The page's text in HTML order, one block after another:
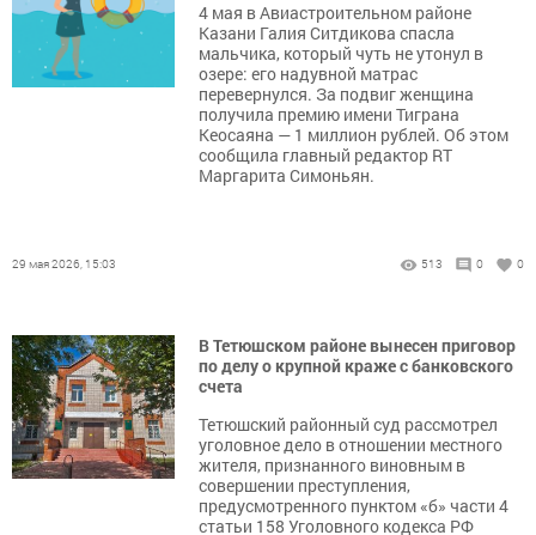
4 мая в Авиастроительном районе
Казани Галия Ситдикова спасла
мальчика, который чуть не утонул в
озере: его надувной матрас
перевернулся. За подвиг женщина
получила премию имени Тиграна
Кеосаяна — 1 миллион рублей. Об этом
сообщила главный редактор RT
Маргарита Симоньян.
29 мая 2026, 15:03 513 0 0
В Тетюшском районе вынесен приговор
по делу о крупной краже с банковского
счета
Тетюшский районный суд рассмотрел
уголовное дело в отношении местного
жителя, признанного виновным в
совершении преступления,
предусмотренного пунктом «б» части 4
статьи 158 Уголовного кодекса РФ